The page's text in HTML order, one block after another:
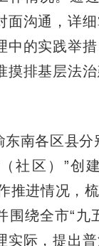
面沟通，详
中的实践举
摸排基层法
南各区县分
社区）”创
推进情况，
围绕全市“九
实际，提出